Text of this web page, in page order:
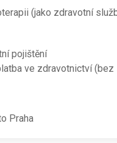
(jako zdravotní
pojištění
ve zdravotnictví (bez
Praha